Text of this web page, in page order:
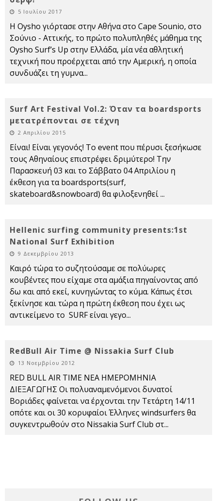
5 Ιουλίου 2017
Η Oysho γιόρτασε στην Αθήνα στο Cape Sounio, στο
Σούνιο - Αττικής, το πρώτο πολυπληθές μάθημα της
Oysho Surf’s Up στην Ελλάδα, μία νέα αθλητική
τεχνική που προέρχεται από την Αμερική, η οποία
συνδυάζει τη γυμνα...
Surf Art Festival Vol.2: Όταν τα boardsports
μετατρέπονται σε τέχνη
2 Απριλίου 2015
Είναι! Είναι γεγονός! Το event που πέρυσι ξεσήκωσε
τους Αθηναίους επιστρέφει δριμύτερο! Την
Παρασκευή 03 και το Σάββατο 04 Απριλίου η
έκθεση για τα boardsports(surf,
skateboard&snowboard) θα φιλοξενηθεί...
Hellenic surfing community presents:1st
National Surf Exhibition
9 Δεκεμβρίου 2013
Kαιρό τώρα το συζητούσαμε σε πολύωρες
κουβέντες που είχαμε στα αμάξια πηγαίνοντας από
δω και από εκεί, κυνηγώντας το κύμα. Κάπως έτσι
ξεκίνησε και τώρα η πρώτη έκθεση που έχει ως
αντικείμενο το SURF είναι γεγο...
RedBull Air Time @ Nissakia Surf Club
13 Νοεμβρίου 2012
RED BULL AIR TIME ΝΕΑ ΗΜΕΡΟΜΗΝΙΑ
ΔΙΕΞΑΓΩΓΗΣ Οι πολυαναμενόμενοι δυνατοί
Βοριάδες φαίνεται να έρχονται την Τετάρτη 14/11
οπότε και οι 30 κορυφαίοι Έλληνες windsurfers θα
συγκεντρωθούν στο Nissakia Surf Club στ...